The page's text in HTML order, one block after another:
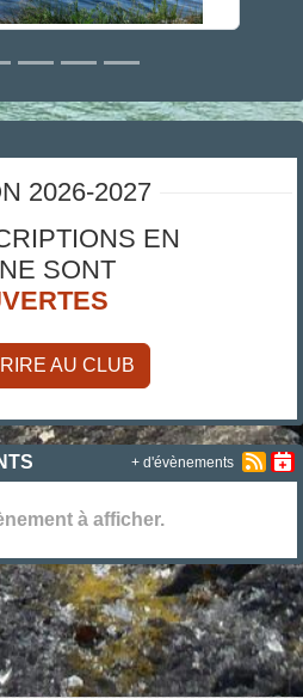
2026-2027
EN
SONT
AU CLUB
à afficher.
+ d'évènements